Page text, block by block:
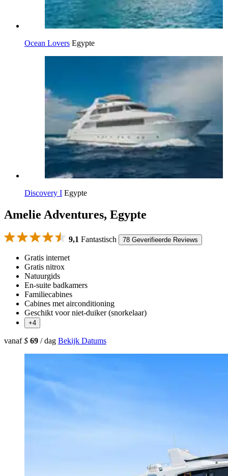
Ocean Lovers Egypte
Discovery I Egypte
Amelie Adventures, Egypte
9,1 Fantastisch 78 Geverifieerde Reviews
Gratis internet
Gratis nitrox
Natuurgids
En-suite badkamers
Familiecabines
Cabines met airconditioning
Geschikt voor niet-duiker (snorkelaar)
+4
vanaf$ 69 / dag Bekijk Datums